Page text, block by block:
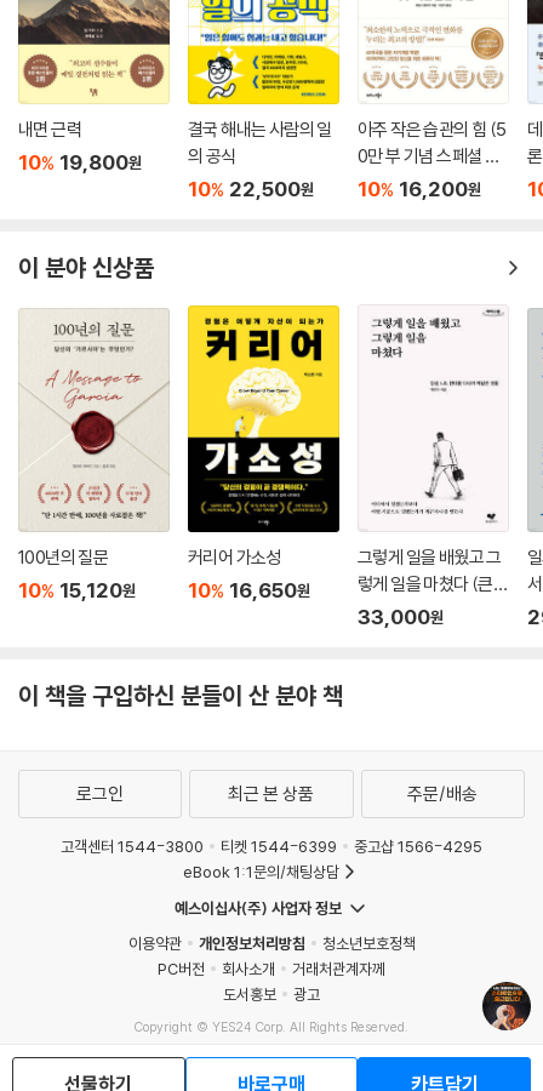
하는 방법을 제시한다. 규제와 한계는 당신을 막는 벽이 아니라, 경쟁자를
걸러내는 장치라는 관점은 비즈니스에 대한 인식을 완전히 바꿔놓는다. 설
득이 아니라 경험, 감이 아니라 실험, 그리고 관계가 아닌 신뢰로 승부하는
전략은 단순한 이론이 아니라 현장에서 검증된 생존 방식이다.
커리어 안에서 앤드(&)를 설계하라
3장은 이 책의 심장부다. 하나의 전문성을 극단까지 밀어붙이는 대신, 서
요하게 증명한다. 남들이 우회라고 부르는 선택, 쓸모없어 보이던 딴짓, 즉
각적인 성과로 이어지지 않았던 시간들-이 모든 것이 결국 당신의 몸값을
결정하는 핵심 자산이 된다. 이 장을 지나고 나면, 더 이상 자신의 커리어를
‘부족하다’고 말할 수 없게 된다.
리더십도 앤드(&)로 완성하라
4장은 개인의 성장에서 조직의 구조로 시야를 확장한다. 여기서 리더십은
더 이상 카리스마나 능력의 문제가 아니다. 시스템을 설계하고, 사람의 성
장을 통해 결과를 만들어내는 구조의 문제다. 실패를 공유하는 문화, 정치
가 개입하지 못하는 투명성, 그리고 감정까지 관리해야 하는 리더의 현실
을 가감 없이 드러내며, ‘잘하는 사람’에서 ‘판을 만드는 사람’으로 도약하
다. 인공지능이 인간의 영역을 빠르게 잠식하는 시대, 살아남는 사람은 더
은 ‘앞으로 무엇을 준비해야 하는가’에 대한 가장 실질적인 해답을 제공한
저자의 커리어 경험은 하나의 명확한 결론으로 수렴된다. 지금 당신이 하
고 있는 일, 지나온 선택, 심지어 후회하고 있는 경험까지도 아직 쓸모없는
이제는 스스로의 조합을 만들어야 할 시간이다.
이제, 새롭게 연결할 시간이다.
내면 근력
10% 19,800원
결국 해내는 사람의 일
의 공식
10% 22,500원
아주 작은 습관의 힘 (5
0만 부 기념 스페셜 에
디션)
10% 16,200원
이 분야 신상품
100년의 질문
10% 15,120원
커리어 가소성
10% 16,650원
그렇게 일을 배웠고 그
렇게 일을 마쳤다 (큰글
자도서)
33,000원
이 책을 구입하신 분들이 산 분야 책
선물하기 바로구매 카트담기
로그인 최근 본 상품 주문/배송
고객센터 1544-3800 티켓 1544-6399
중고샵 1566-4295
eBook 1:1문의/채팅상담
예스이십사(주) 사업자 정보
이용약관
개인정보처리방침
청소년보호정책
PC버전
회사소개
거래처관계자께
도서홍보
광고
Copyright © YES24 Corp. All Rights Reserved.